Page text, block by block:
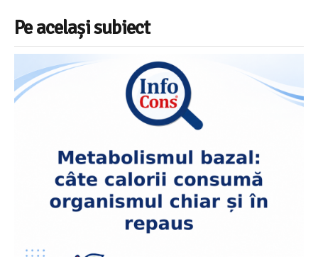
Pe același subiect